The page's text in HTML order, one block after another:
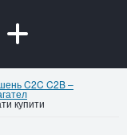
C2C C2B –
купити